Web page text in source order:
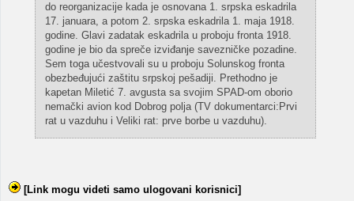
do reorganizacije kada je osnovana 1. srpska eskadrila
17. januara, a potom 2. srpska eskadrila 1. maja 1918.
godine. Glavi zadatak eskadrila u proboju fronta 1918.
godine je bio da spreče izviđanje savezničke pozadine.
Sem toga učestvovali su u proboju Solunskog fronta
obezbeđujući zaštitu srpskoj pešadiji. Prethodno je
kapetan Miletić 7. avgusta sa svojim SPAD-om oborio
nemački avion kod Dobrog polja (TV dokumentarci:Prvi
rat u vazduhu i Veliki rat: prve borbe u vazduhu).
[Link mogu videti samo ulogovani korisnici]